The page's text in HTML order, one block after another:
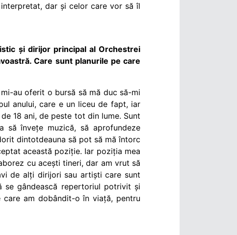
dar și celor care vor să îl
și dirijor principal al Orchestrei
Care sunt planurile pe care
au oferit o bursă să mă duc să-mi
anului, care e un liceu de fapt, iar
18 ani, de peste tot din lume. Sunt
învețe muzică, să aprofundeze
dintotdeauna să pot să mă întorc
această poziție. Iar poziția mea
cu acești tineri, dar am vrut să
de alți dirijori sau artiști care sunt
gândească repertoriul potrivit și
am dobândit-o în viață, pentru